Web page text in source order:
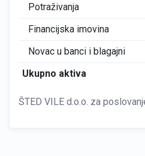
Potraživanja
Financijska imovina
Novac u banci i blagajni
Ukupno aktiva
ŠTED VILE d.o.o. za